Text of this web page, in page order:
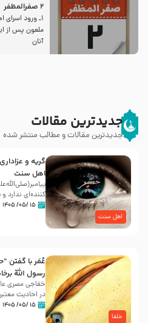
2 صفرالمظفر
1ـ ورود
ملعون پس از
آنان
جدیدترین مقالات
جدیدترین مقالات و مطالب منتشر شده
اهل سنت
گریه و
اهل سنت
کننده‌ای ندارد
۱۵ /۰۵/ ۱۴۰۵
خلفا
عُمَر با گفتن
رسول اللّه
در احادیث
۱۵ /۰۵/ ۱۴۰۵